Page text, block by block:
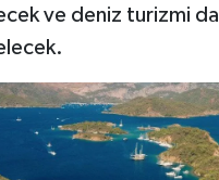
ve deniz turizmi